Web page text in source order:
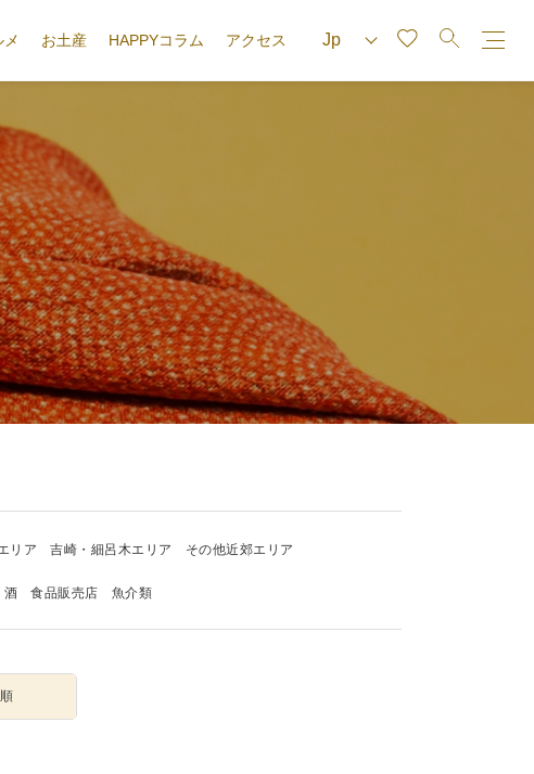
メ お土産 HAPPYコラム アクセス
リア 吉崎・細呂木エリア その他近郊エリア
酒 食品販売店 魚介類